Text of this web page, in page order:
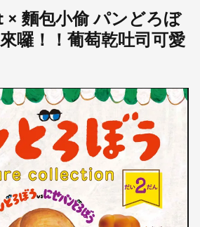
麵包小偷 パンどろぼ
囉！！葡萄乾吐司可愛